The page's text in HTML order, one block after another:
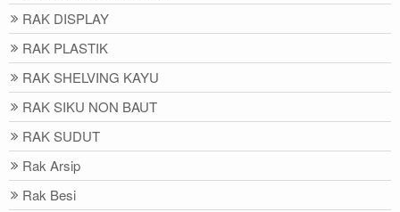
RAK DISPLAY
RAK PLASTIK
RAK SHELVING KAYU
RAK SIKU NON BAUT
RAK SUDUT
Rak Arsip
Rak Besi